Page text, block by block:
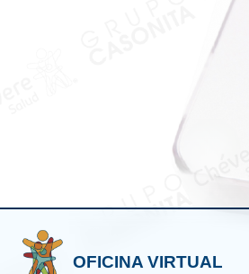
OFICINA VIRTUAL